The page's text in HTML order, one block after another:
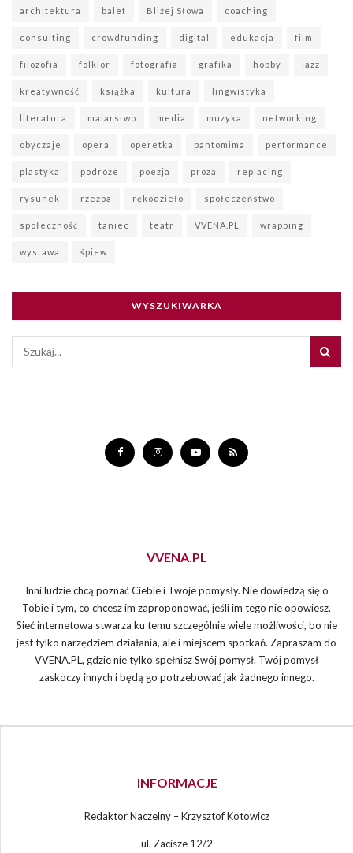
architektura balet Bliżej Słowa coaching
consulting crowdfunding digital edukacja film
filozofia folklor fotografia grafika hobby jazz
kreatywność książka kultura lingwistyka
literatura malarstwo media muzyka networking
obyczaje opera operetka pantomima performance
plastyka podróże poezja proza replacing
rysunek rzeźba rękodzieło społeczeństwo
społeczność taniec teatr VVENA.PL wrapping
wystawa śpiew
WYSZUKIWARKA
VVENA.PL
Inni ludzie chcą poznać Ciebie i Twoje pomysły. Nie dowiedzą się o
Tobie i tym, co chcesz im zaproponować, jeśli im tego nie opowiesz.
Sieć internetowa stwarza ku temu szczególnie wiele możliwości, bo nie
jest tylko narzędziem działania, ale i miejscem spotkań. Zapraszam do
VVENA.PL, gdzie nie tylko spełnisz Swój pomysł. Twój pomysł
zaskoczy innych i będą go potrzebować jak żadnego innego.
INFORMACJE
Redaktor Naczelny – Krzysztof Kotowicz
ul. Zacisze 12/2